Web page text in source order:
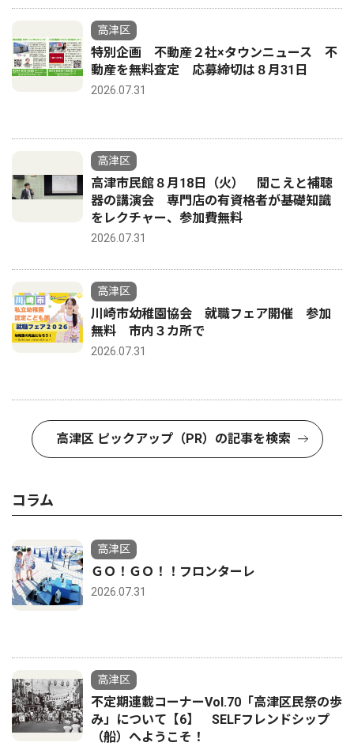
高津区
特別企画 不動産２社×タウンニュース 不
動産を無料査定 応募締切は８月31日
2026.07.31
高津区
高津市民館８月18日（火） 聞こえと補聴
器の講演会 専門店の有資格者が基礎知識
をレクチャー、参加費無料
2026.07.31
高津区
川崎市幼稚園協会 就職フェア開催 参加
無料 市内３カ所で
2026.07.31
高津区 ピックアップ（PR）の記事を検索
コラム
高津区
ＧＯ！ＧＯ！！フロンターレ
2026.07.31
高津区
不定期連載コーナーVol.70「高津区民祭の歩
み」について【6】 SELFフレンドシップ
（船）へようこそ！